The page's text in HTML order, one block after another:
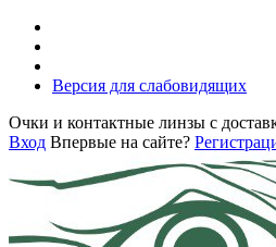
Версия для слабовидящих
Очки и контактные линзы с
Вход Впервые на сайте?